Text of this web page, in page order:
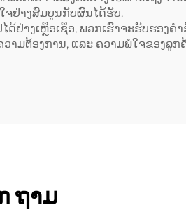
ຈຢ່າງສົມບູນກັບຜົນໄດ້ຮັບ.
ຢ່າງເຫຼືອເຊື່ອ, ພວກເຮົາຈະຮັບຮອງຄ
າມຕ້ອງການ, ແລະ ຄວາມພໍໃຈຂອງລູ
ຖາມ